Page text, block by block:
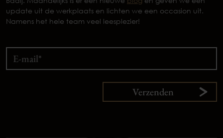
update uit de werkplaats en lichten we een occasion uit.
Namens het hele team veel leesplezier!
Verzenden